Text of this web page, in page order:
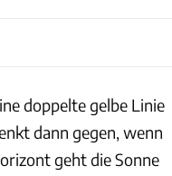
doppelte gelbe Linie
dann gegen, wenn
geht die Sonne